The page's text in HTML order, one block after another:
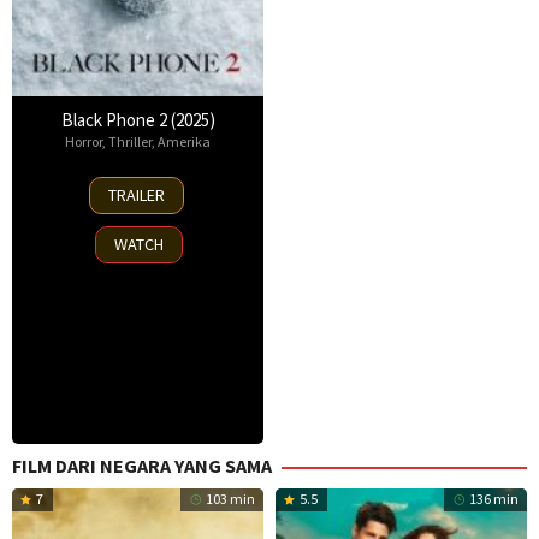
Black Phone 2 (2025)
Horror, Thriller, Amerika
15
Oct
2025
TRAILER
WATCH
FILM DARI NEGARA YANG SAMA
7 103 min 5.5 136 min